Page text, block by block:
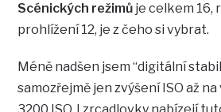
Scénických režimů je celkem 16,
prohlížení 12, je z čeho si vybrat.
Méně nadšen jsem “digitální
samozřejmě jen zvýšení ISO až